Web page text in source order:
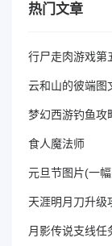
热门文章
梦幻西游钓鱼攻
食人魔法师
元旦节图片(一
天涯明月刀升级